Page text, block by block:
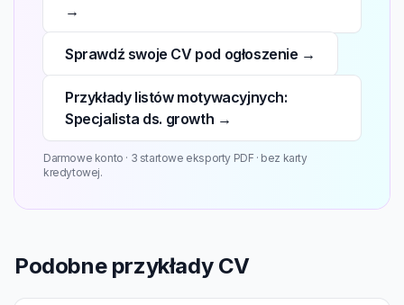
→
Sprawdź swoje CV pod ogłoszenie →
Przykłady listów motywacyjnych:
Specjalista ds. growth →
Darmowe konto · 3 startowe eksporty PDF · bez karty
kredytowej.
Podobne przykłady CV